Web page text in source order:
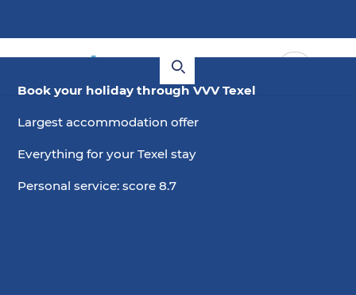
Book your holiday through VVV Texel
Largest accommodation offer
Everything for your Texel stay
Personal service: score 8.7